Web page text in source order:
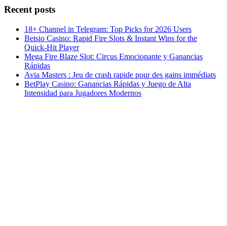
Recent posts
18+ Channel in Telegram: Top Picks for 2026 Users
Betsio Casino: Rapid Fire Slots & Instant Wins for the
Quick‑Hit Player
Mega Fire Blaze Slot: Circus Emocionante y Ganancias
Rápidas
Avia Masters : Jeu de crash rapide pour des gains immédiats
BetPlay Casino: Ganancias Rápidas y Juego de Alta
Intensidad para Jugadores Modernos